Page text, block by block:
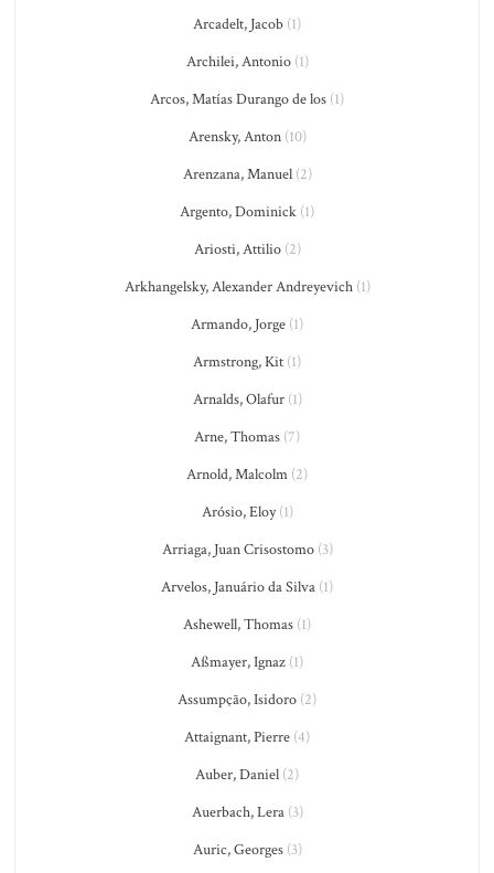
Arcadelt, Jacob (1)
Archilei, Antonio(1)
Arcos, Matías Durango de los (1)
Arensky, Anton(10)
Arenzana, Manuel(2)
Argento, Dominick (1)
Ariosti, Attilio(2)
Arkhangelsky, Alexander Andreyevich(1)
Armando, Jorge (1)
Armstrong, Kit (1)
Arnalds, Olafur(1)
Arne, Thomas (7)
Arnold, Malcolm (2)
Arósio, Eloy(1)
Arriaga, Juan Crisostomo(3)
Arvelos, Januário da Silva (1)
Ashewell, Thomas (1)
Aßmayer, Ignaz (1)
Assumpção, Isidoro (2)
Attaignant, Pierre (4)
Auber, Daniel (2)
Auerbach, Lera(3)
Auric, Georges(3)